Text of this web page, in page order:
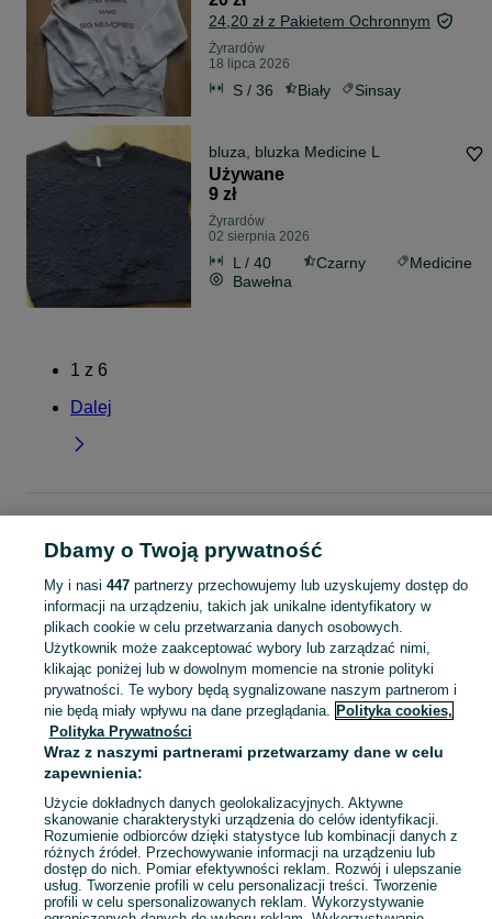
24,20 zł z Pakietem Ochronnym
Żyrardów
18 lipca 2026
S / 36 Biały Sinsay
bluza, bluzka Medicine L
Używane
9 zł
Żyrardów
02 sierpnia 2026
L / 40 Czarny
Medicine
Bawełna
1 z 6
Dalej
Żyrardów
KATEGORIA
Szeroki wybór bluz damskich Żyrardów ▶️ z kapturem, dresowe, oversize i z nadrukiem ✅ Nowe i używane w dobrych cenach ✌ Sprawdź oferty na OLX.pl! Zobacz
Mapa kategorii
Mapa miejscowości
Mapa ministron
Popularne wyszukiwania
Dbamy o Twoją prywatność
My i nasi 447partnerzy przechowujemy lub uzyskujemy dostęp do
informacji na urządzeniu, takich jak unikalne identyfikatory w
plikach cookie w celu przetwarzania danych osobowych.
Użytkownik może zaakceptować wybory lub zarządzać nimi,
klikając poniżej lub w dowolnym momencie na stronie polityki
prywatności. Te wybory będą sygnalizowane naszym partnerom i
nie będą miały wpływu na dane przeglądania. Polityka cookies,
Polityka Prywatności
Wraz z naszymi partnerami przetwarzamy dane w celu
zapewnienia:
Użycie dokładnych danych geolokalizacyjnych. Aktywne
skanowanie charakterystyki urządzenia do celów identyfikacji.
Rozumienie odbiorców dzięki statystyce lub kombinacji danych z
różnych źródeł. Przechowywanie informacji na urządzeniu lub
dostęp do nich. Pomiar efektywności reklam. Rozwój i ulepszanie
usług. Tworzenie profili w celu personalizacji treści. Tworzenie
profili w celu spersonalizowanych reklam. Wykorzystywanie